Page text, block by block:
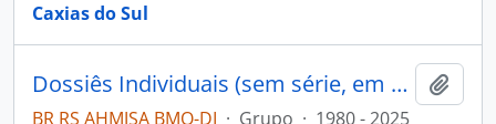
Caxias do Sul
Dossiês Individuais (sem série, em processamento)
BR RS AHMJSA BMO-DI · Grupo · 1980 - 2025